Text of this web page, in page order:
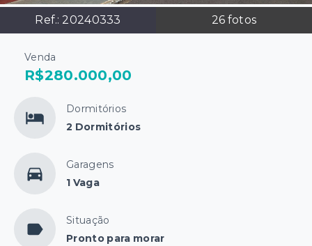
Ref.: 20240333 26 fotos
Venda
R$280.000,00
Dormitórios
2 Dormitórios
Garagens
1 Vaga
Situação
Pronto para morar